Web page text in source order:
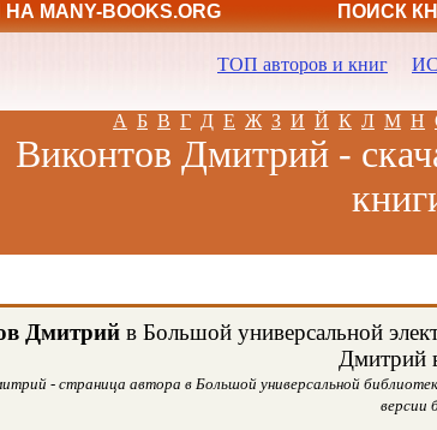
MANY-BOOKS.ORG ПОИСК
ТОП авторов и книг
А Б В Г Д Е Ж З И Й К Л М Н
Виконтов Дмитрий -
Дмитрийв Большой универсальной
Дмитрий
- страница автора в Большой универсальной
версии